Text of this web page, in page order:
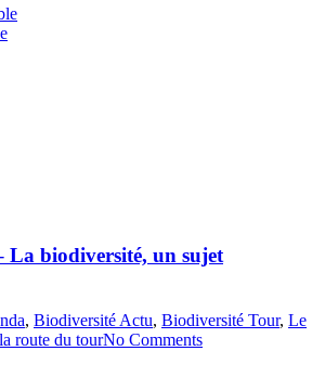
La biodiversité, un sujet
, Biodiversité Actu, Biodiversité Tour, Le
route du tourNo Comments